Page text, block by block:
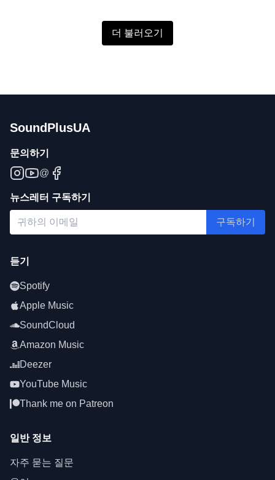
더 불러오기
SoundPlusUA
문의하기
@
뉴스레터 구독하기
구독하기
듣기
Spotify
Apple Music
SoundCloud
Amazon Music
Deezer
YouTube Music
Thank me on Patreon
일반 정보
자주 묻는 질문